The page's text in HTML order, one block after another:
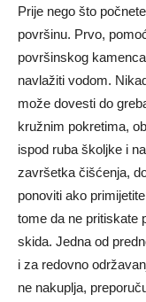
Prije nego što
površinu. Prvo,
površinskog
navlažiti vodom.
može dovesti do
kružnim pokretima,
ispod ruba školjke i
završetka čišćenja,
ponoviti ako
tome da ne pritiskate
skida. Jedna od
i za redovno
ne nakuplja,